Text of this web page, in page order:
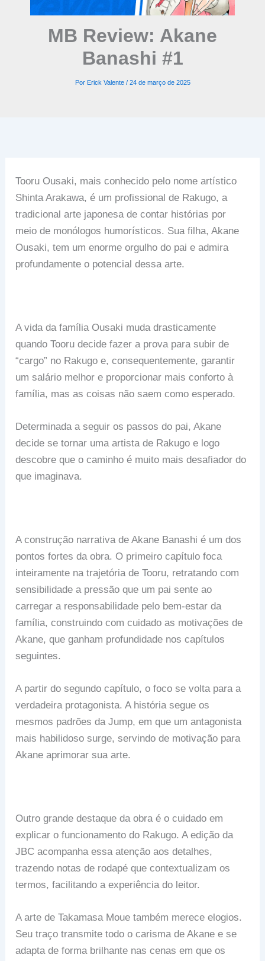
MB Review: Akane
Banashi #1
Por Erick Valente / 24 de março de 2025
Tooru Ousaki, mais conhecido pelo nome artístico
Shinta Arakawa, é um profissional de Rakugo, a
tradicional arte japonesa de contar histórias por
meio de monólogos humorísticos. Sua filha, Akane
Ousaki, tem um enorme orgulho do pai e admira
profundamente o potencial dessa arte.
A vida da família Ousaki muda drasticamente
quando Tooru decide fazer a prova para subir de
“cargo” no Rakugo e, consequentemente, garantir
um salário melhor e proporcionar mais conforto à
família, mas as coisas não saem como esperado.
Determinada a seguir os passos do pai, Akane
decide se tornar uma artista de Rakugo e logo
descobre que o caminho é muito mais desafiador do
que imaginava.
A construção narrativa de Akane Banashi é um dos
pontos fortes da obra. O primeiro capítulo foca
inteiramente na trajetória de Tooru, retratando com
sensibilidade a pressão que um pai sente ao
carregar a responsabilidade pelo bem-estar da
família, construindo com cuidado as motivações de
Akane, que ganham profundidade nos capítulos
seguintes.
A partir do segundo capítulo, o foco se volta para a
verdadeira protagonista. A história segue os
mesmos padrões da Jump, em que um antagonista
mais habilidoso surge, servindo de motivação para
Akane aprimorar sua arte.
Outro grande destaque da obra é o cuidado em
explicar o funcionamento do Rakugo. A edição da
JBC acompanha essa atenção aos detalhes,
trazendo notas de rodapé que contextualizam os
termos, facilitando a experiência do leitor.
A arte de Takamasa Moue também merece elogios.
Seu traço transmite todo o carisma de Akane e se
adapta de forma brilhante nas cenas em que os